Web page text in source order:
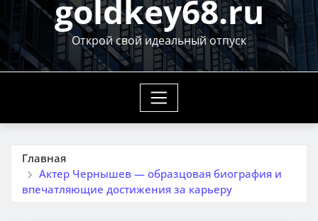
goldkey68.ru
Открой свой идеальный отпуск
Главная
Актер Чернышев — образцовая биография и
впечатляющие достижения за карьеру